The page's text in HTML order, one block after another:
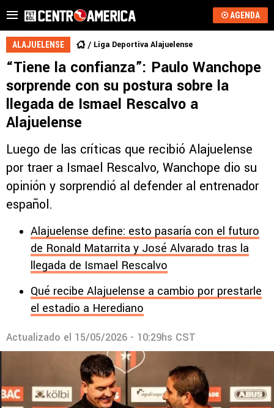
AGENDA
ALAJUELENSE Liga Deportiva Alajuelense
“Tiene la confianza”: Paulo Wanchope
sorprende con su postura sobre la
llegada de Ismael Rescalvo a
Alajuelense
Luego de las críticas que recibió Alajuelense
por traer a Ismael Rescalvo, Wanchope dio su
opinión y sorprendió al defender al entrenador
español.
Alajuelense define: esto pasaría con el futuro
de Ronald Matarrita y José Alvarado tras la
llegada de Ismael Rescalvo
Qué recibe Alajuelense a cambio por prestarle
el estadio a Herediano
Actualizado el 15/05/2026 - 10:29hs CST